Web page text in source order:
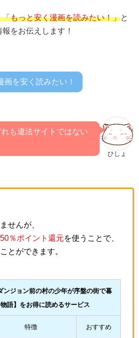
もっと安く漫画を読みたい！」と
をお伝えします！
画を安く読みたい！
ひしょ
も違法サイトではない
せんが、
％ポイント還元を使うことで、
とができます。
ンジョン前の村の少年が序盤の街で暮
語】をお得に読めるサービス
特徴 おすすめ